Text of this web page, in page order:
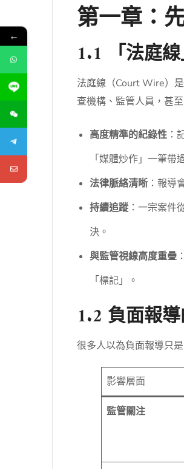
第一章：
1.1 「法庭
法庭線（Court Wire）
查機構、監管人員，甚
高度精準的紀錄性：
「媒體炒作」一筆帶
法律脈絡清晰：報導
持續追蹤：一宗案件
決。
與監管視線高度重疊
「標記」。
1.2 負面報
很多人以為負面報導只
影響層面
監管關注
←